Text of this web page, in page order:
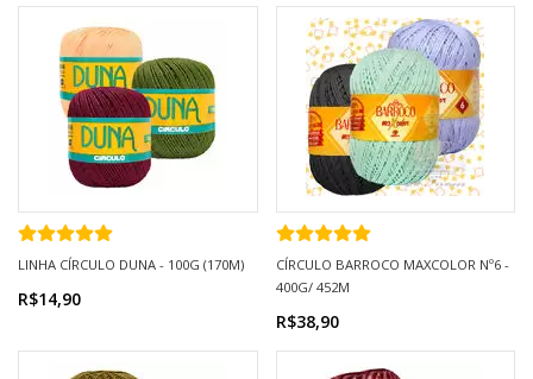
LINHA CÍRCULO DUNA - 100G (170M)
R$14,90
CÍRCULO BARROCO MAXCOLOR Nº6 -
400G/ 452M
R$38,90